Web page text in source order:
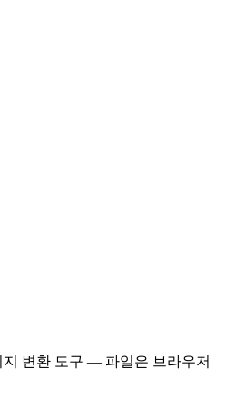
변환 도구 — 파일은 브라우저